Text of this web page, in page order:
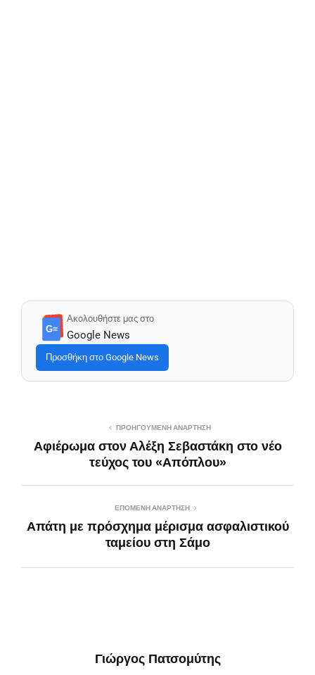
G≡
Ακολουθήστε μας στο
Google News
Προσθήκη στο Google News
ΠΡΟΗΓΟΎΜΕΝΗ ΑΝΆΡΤΗΣΗ
Αφιέρωμα στον Αλέξη Σεβαστάκη στο νέο
τεύχος του «Απόπλου»
ΕΠΌΜΕΝΗ ΑΝΆΡΤΗΣΗ
Απάτη με πρόσχημα μέρισμα ασφαλιστικού
ταμείου στη Σάμο
Γιώργος Πατσομύτης